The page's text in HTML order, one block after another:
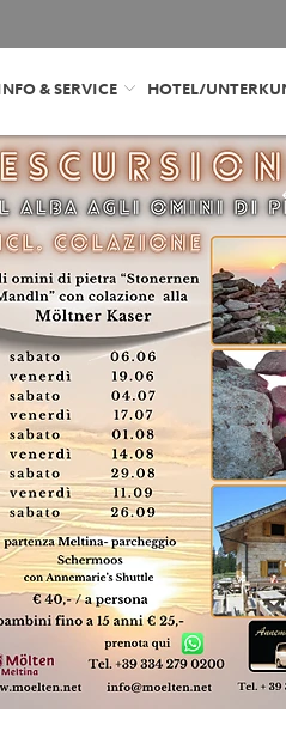
INFO & SERVICE HOTEL/